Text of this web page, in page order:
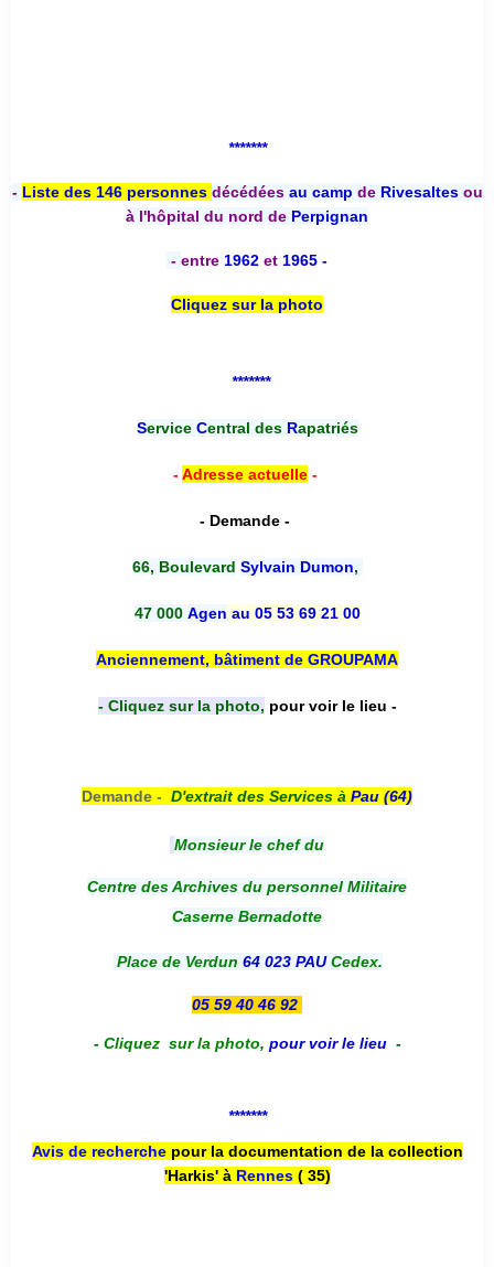
*******
- Liste des 146 personnes décédées au camp deRivesaltesou
à l'hôpital du nord de Perpignan
- entre 1962 et 1965 -
Cliquez sur la photo
*******
Service Central desRapatriés
-Adresse actuelle-
- Demande -
66, Boulevard Sylvain Dumon,
47 000 Agen au 05 53 69 21 00
Anciennement, bâtiment de GROUPAMA
- Cliquez sur la photo, pour voir le lieu -
Demande - D'extrait des Services à Pau (64)
Monsieur le chef du
Centre des Archives du personnel Militaire
Caserne Bernadotte
Place de Verdun 64 023 PAUCedex.
05 59 40 46 92
- Cliquez sur la photo, pour voir le lieu -
*******
Avis de recherche pour la documentation de la collection
'Harkis' à Rennes( 35)